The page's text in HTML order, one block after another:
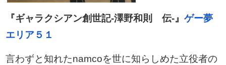
『ギャラクシアン創世記-澤野和則 伝-』ゲー夢
エリア５１
言わずと知れたnamcoを世に知らしめた立役者の